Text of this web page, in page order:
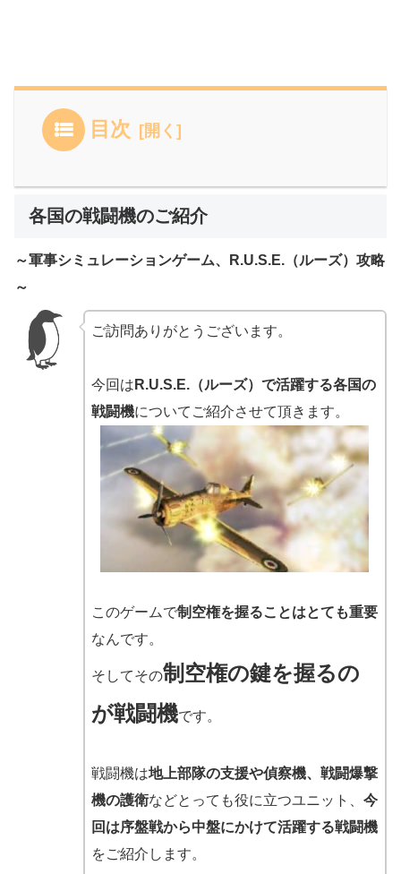
目次
各国の戦闘機のご紹介
～軍事シミュレーションゲーム、R.U.S.E.（ルーズ）攻略
～
ご訪問ありがとうございます。
今回は R.U.S.E.（ルーズ）で活躍する各国の
戦闘機についてご紹介させて頂きます。
このゲームで制空権を握ることはとても重要
なんです。
そしてその制空権の鍵を握るの
が戦闘機です。
戦闘機は地上部隊の支援や偵察機、戦闘爆撃
機の護衛などとっても役に立つユニット、 今
回は序盤戦から中盤にかけて活躍する戦闘機
をご紹介します。